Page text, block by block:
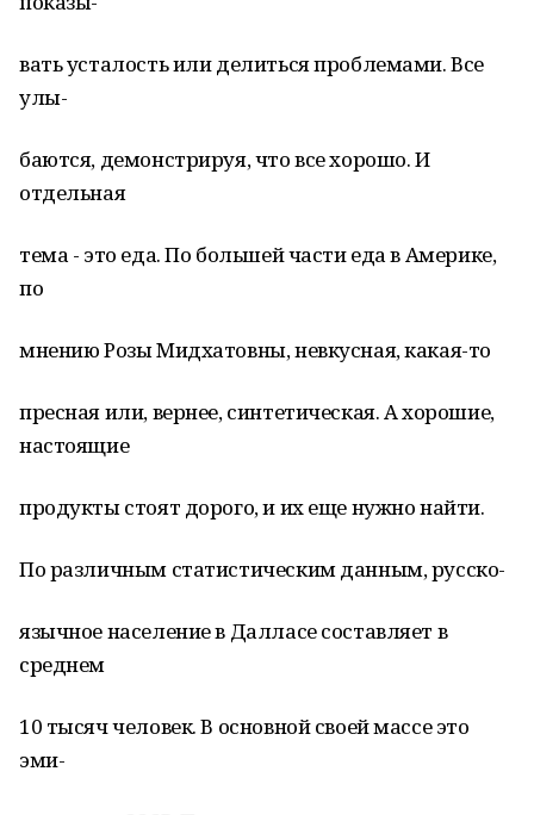
вать усталость или делиться проблемами. Все
улы-
баются, демонстрируя, что все хорошо. И
отдельная
тема - это еда. По большей части еда в Америке,
по
мнению Розы Мидхатовны, невкусная, какая-то
пресная или, вернее, синтетическая. А хорошие,
настоящие
продукты стоят дорого, и их еще нужно найти.
По различным статистическим данным, русско-
язычное население в Далласе составляет в
среднем
10 тысяч человек. В основной своей массе это
эми-